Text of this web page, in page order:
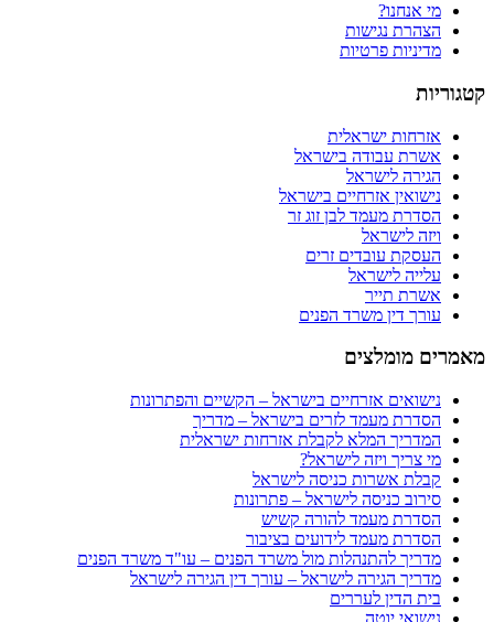
מי אנחנו?
הצהרת נגישות
מדיניות פרטיות
קטגוריות
אזרחות ישראלית
אשרת עבודה בישראל
הגירה לישראל
נישואין אזרחיים בישראל
הסדרת מעמד לבן זוג זר
ויזה לישראל
העסקת עובדים זרים
עלייה לישראל
אשרת תייר
עורך דין משרד הפנים
מאמרים מומלצים
נישואים אזרחיים בישראל – הקשיים והפתרונות
הסדרת מעמד לזרים בישראל – מדריך
המדריך המלא לקבלת אזרחות ישראלית
מי צריך ויזה לישראל?
קבלת אשרות כניסה לישראל
סירוב כניסה לישראל – פתרונות
הסדרת מעמד להורה קשיש
הסדרת מעמד לידועים בציבור
מדריך להתנהלות מול משרד הפנים – עו"ד משרד הפנים
מדריך הגירה לישראל – עורך דין הגירה לישראל
בית הדין לעררים
נישואי יוטה